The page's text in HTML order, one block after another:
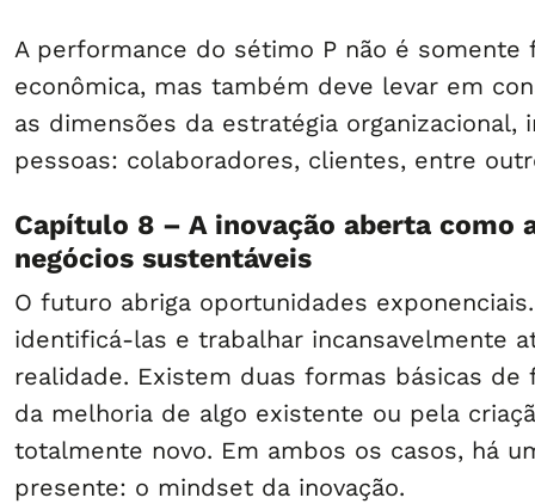
A performance do sétimo P não é somente
econômica, mas também deve levar em
as dimensões da estratégia organizacional,
pessoas: colaboradores, clientes, entre
Capítulo 8 – A inovação aberta como
negócios sustentáveis
O futuro abriga oportunidades
identificá-las e trabalhar incansavelmente
realidade. Existem duas formas básicas de
da melhoria de algo existente ou pela
totalmente novo. Em ambos os casos, há
presente: o mindset da inovação.